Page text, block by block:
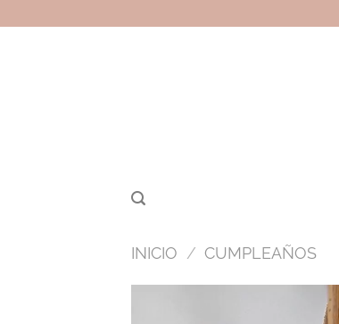
al
INICIO / CUMPLEAÑOS